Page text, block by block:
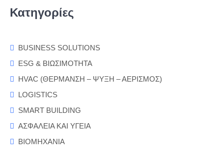
Κατηγορίες
BUSINESS SOLUTIONS
ESG & ΒΙΩΣΙΜΟΤΗΤΑ
HVAC (ΘΕΡΜΑΝΣΗ – ΨΥΞΗ – ΑΕΡΙΣΜΟΣ)
LOGISTICS
SMART BUILDING
ΑΣΦΑΛΕΙΑ ΚΑΙ ΥΓΕΙΑ
ΒΙΟΜΗΧΑΝΙΑ